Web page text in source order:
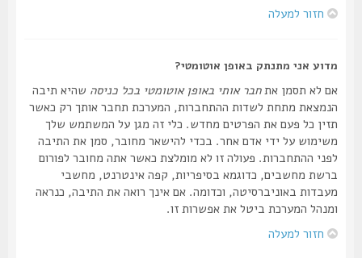
חזור למעלה
מדוע אני מתנתק באופן אוטומטי?
אם לא תסמן אתחבר אותי באופן אוטומטי בכל כניסהשהיא תיבה
הנמצאת מתחת לשדות ההתחברות, המערכת תחבר אותך רק כאשר
תזין כל פעם את הפרטים מחדש. כלי זה מגן על המשתמש שלך
משימוש על ידי אדם אחר. בכדי להישאר מחובר, סמן את התיבה
לפני ההתחברות. פעולה זו לא מומלצת כאשר אתה מחובר לפורום
ברשת מחשבים, כדוגמא בסיפריות, קפה אינטרנט, מחשבי
מעבדות באוניברסיטה, וכדומה. אם אינך רואה את התיבה, כנראה
ומנהל המערכת ביטל את אפשרות זו.
חזור למעלה